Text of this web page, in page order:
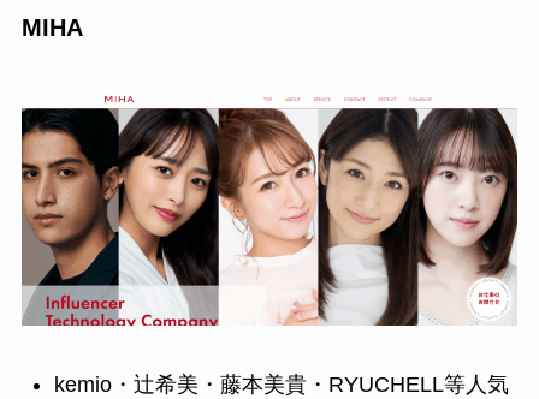
MIHA
kemio・辻希美・藤本美貴・RYUCHELL等人気